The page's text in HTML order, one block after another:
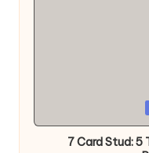
in
7 Card Stud: 5